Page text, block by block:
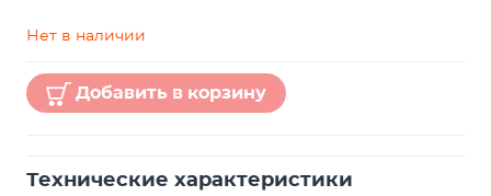
Нет в наличии
Добавить в корзину
Технические характеристики